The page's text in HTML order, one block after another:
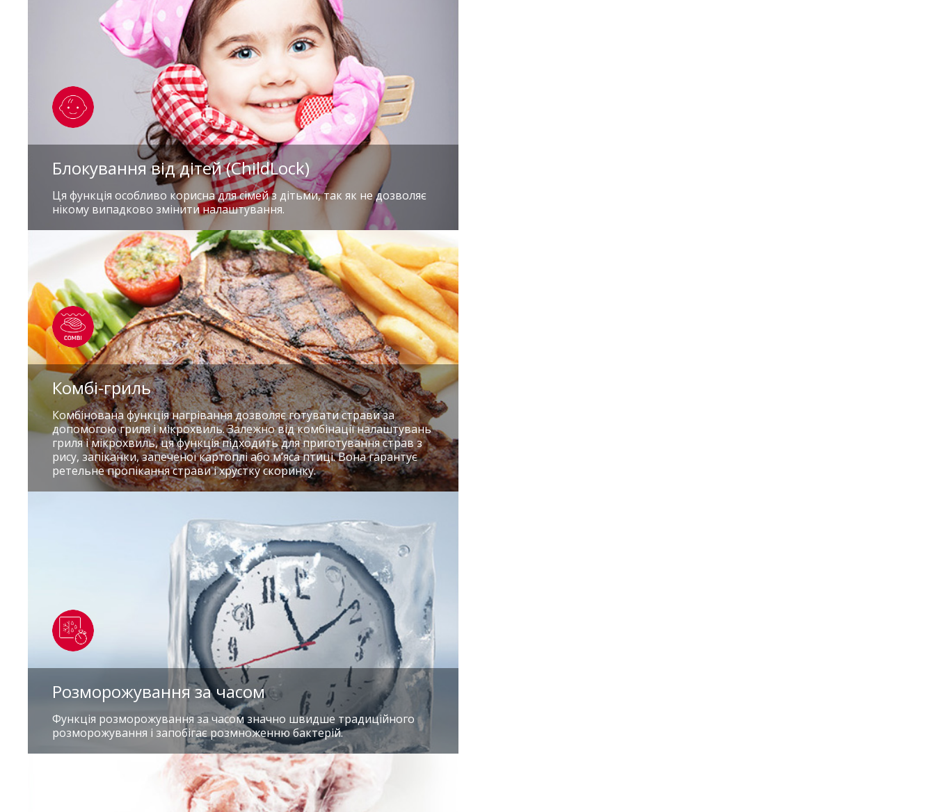
Блокування від дітей (ChildLock)
Ця функція особливо корисна для сімей з дітьми, так як не дозволяє
нікому випадково змінити налаштування.
Комбі-гриль
Комбінована функція нагрівання дозволяє готувати страви за
допомогою гриля і мікрохвиль. Залежно від комбінації налаштувань
гриля і мікрохвиль, ця функція підходить для приготування страв з
рису, запіканки, запеченої картоплі або м’яса птиці. Вона гарантує
ретельне пропікання страви і хрустку скоринку.
Розморожування за часом
Функція розморожування за часом значно швидше традиційного
розморожування і запобігає розмноженню бактерій.